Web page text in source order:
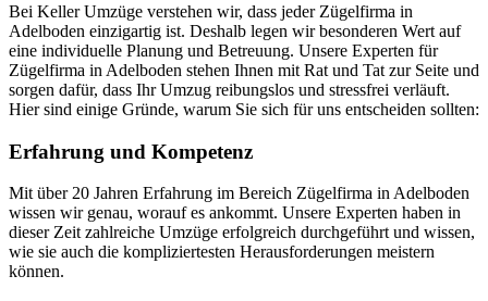
Bei Keller Umzüge verstehen wir, dass jeder Zügelfirma in
Adelboden einzigartig ist. Deshalb legen wir besonderen Wert auf
eine individuelle Planung und Betreuung. Unsere Experten für
Zügelfirma in Adelboden stehen Ihnen mit Rat und Tat zur Seite und
sorgen dafür, dass Ihr Umzug reibungslos und stressfrei verläuft.
Hier sind einige Gründe, warum Sie sich für uns entscheiden sollten:
Erfahrung und Kompetenz
Mit über 20 Jahren Erfahrung im Bereich Zügelfirma in Adelboden
wissen wir genau, worauf es ankommt. Unsere Experten haben in
dieser Zeit zahlreiche Umzüge erfolgreich durchgeführt und wissen,
wie sie auch die kompliziertesten Herausforderungen meistern
können.